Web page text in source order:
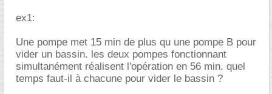
ex1:
Une pompe met 15 min de plus qu une pompe B pour
vider un bassin. les deux pompes fonctionnant
simultanément réalisent l'opération en 56 min. quel
temps faut-il à chacune pour vider le bassin ?